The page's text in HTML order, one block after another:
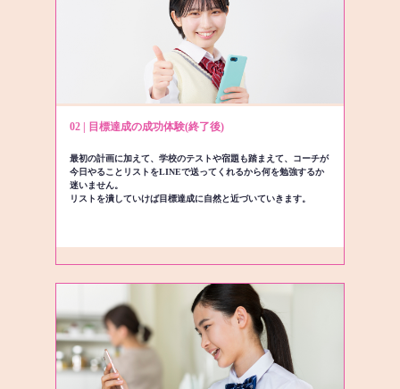
02 | 目標達成の成功体験(終了後)
最初の計画に加えて、学校のテストや宿題も踏まえて、コーチが
今日やることリストをLINEで送ってくれるから何を勉強するか
迷いません。
リストを潰していけば目標達成に自然と近づいていきます。